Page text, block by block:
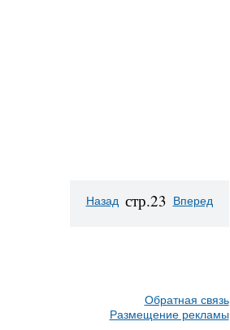
Назад стр.23 Вперед
Обратная связь
Размещение рекламы